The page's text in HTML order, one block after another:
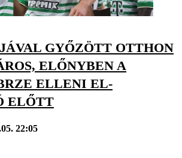
GYŐZÖTT OTTHON
ELŐNYBEN A
ELLENI EL-
ELŐTT
22:05